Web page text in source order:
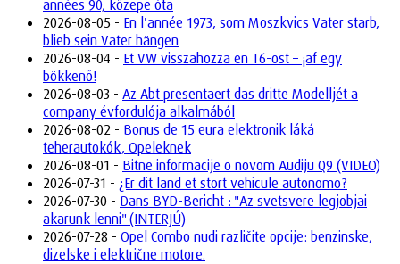
années 90, közepe óta
2026-08-05 - En l'année 1973, som Moszkvics Vater starb,
blieb sein Vater hängen
2026-08-04 - Et VW visszahozza en T6-ost – ¡af egy
bökkenő!
2026-08-03 - Az Abt presentaert das dritte Modelljét a
company évfordulója alkalmából
2026-08-02 - Bonus de 15 eura elektronik láká
teherautokók, Opeleknek
2026-08-01 - Bitne informacije o novom Audiju Q9 (VIDEO)
2026-07-31 - ¿Er dit land et stort vehicule autonomo?
2026-07-30 - Dans BYD-Bericht : "Az svetsvere legjobjai
akarunk lenni" (INTERJÚ)
2026-07-28 - Opel Combo nudi različite opcije: benzinske,
dizelske i električne motore.